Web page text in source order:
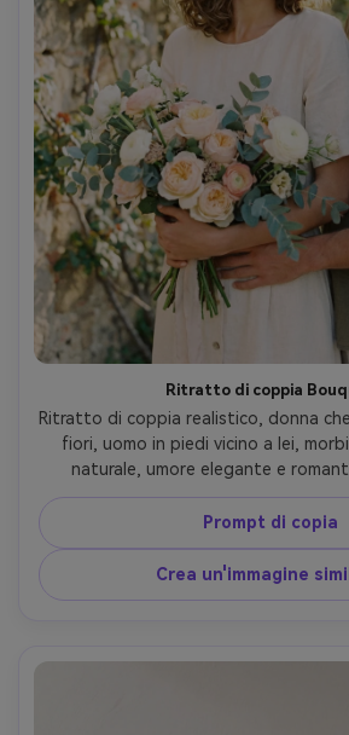
Ritratto di coppia
Ritratto di coppia realistico, donna
fiori, uomo in piedi vicino a lei,
naturale, umore elegante e
cinematografica, profondità di
virale Instagram,Prompt di copia
Crea un'immagine